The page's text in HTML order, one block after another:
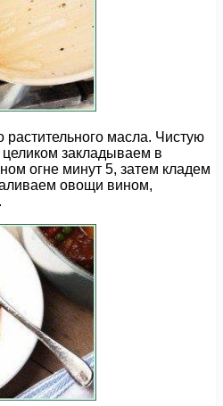
масла. Чистую
целиком закладываем в
огне минут 5, затем кладем
овощи вином,